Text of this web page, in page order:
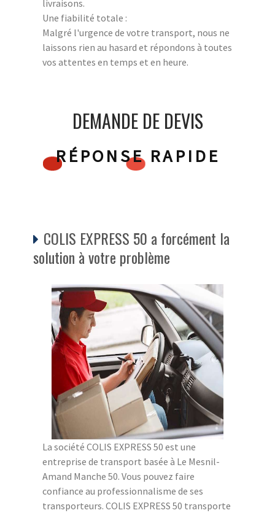
livraisons.
Une fiabilité totale :
Malgré l'urgence de votre transport, nous ne
laissons rien au hasard et répondons à toutes
vos attentes en temps et en heure.
DEMANDE DE DEVIS
RÉPONSE RAPIDE
COLIS EXPRESS 50 a forcément la
solution à votre problème
La société COLIS EXPRESS 50 est une
entreprise de transport basée à Le Mesnil-
Amand Manche 50. Vous pouvez faire
confiance au professionnalisme de ses
transporteurs. COLIS EXPRESS 50 transporte